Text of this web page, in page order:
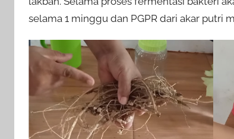
selama 1 minggu dan PGPR dari akar putri